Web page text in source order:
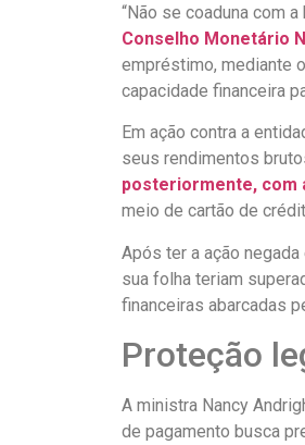
“Não se coaduna com
Conselho Monetário
empréstimo, mediante
capacidade financeira
Em ação contra a
seus rendimentos
posteriormente, com
meio de cartão de
Após ter a ação
sua folha teriam
financeiras abarcadas
Proteção
A ministra Nancy
de pagamento busca